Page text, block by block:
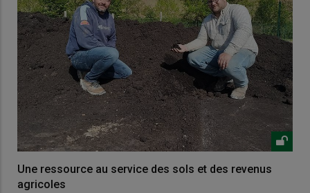
Une ressource au service des sols et des revenus
agricoles